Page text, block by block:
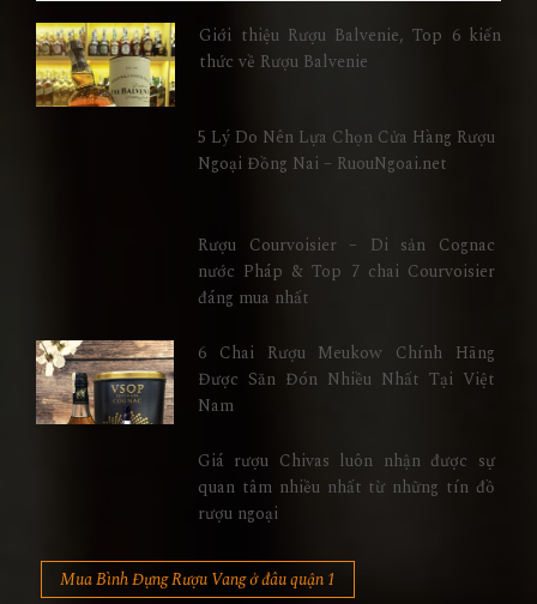
Giới thiệu Rượu Balvenie, Top 6 kiến
thức về Rượu Balvenie
5 Lý Do Nên Lựa Chọn Cửa Hàng Rượu
Ngoại Đồng Nai – RuouNgoai.net
Rượu Courvoisier – Di sản Cognac
nước Pháp & Top 7 chai Courvoisier
đáng mua nhất
6 Chai Rượu Meukow Chính Hãng
Được Săn Đón Nhiều Nhất Tại Việt
Nam
Giá rượu Chivas luôn nhận được sự
quan tâm nhiều nhất từ những tín đồ
rượu ngoại
Mua Bình Đựng Rượu Vang ở đâu quận 1